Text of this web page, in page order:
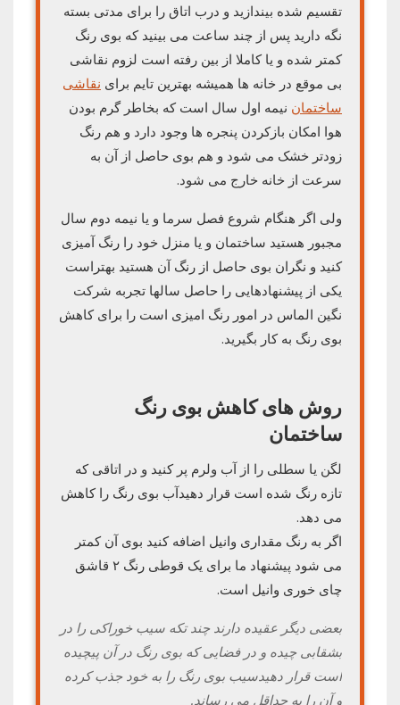
تقسیم شده بیندازید و درب اتاق را برای مدتی بسته
نگه دارید پس از چند ساعت می‌ بینید که بوی رنگ
کمتر شده و یا کاملا از بین رفته است لزوم نقاشی
بی موقع در خانه ها همیشه بهترین تایم برای نقاشی
ساختمان نیمه اول سال است که بخاطر گرم بودن
هوا امکان بازکردن پنجره ها وجود دارد و هم رنگ
زودتر خشک می شود و هم بوی حاصل از آن به
سرعت از خانه خارج می شود.
ولی اگر هنگام شروع فصل سرما و یا نیمه دوم سال
مجبور هستید ساختمان و یا منزل خود را رنگ آمیزی
کنید و نگران بوی حاصل از رنگ آن هستید بهتراست
یکی از پیشنهادهایی را حاصل سالها تجربه شرکت
نگین الماس در امور رنگ امیزی است را برای کاهش
بوی رنگ به کار بگیرید.
روش های کاهش بوی رنگ
ساختمان
لگن یا سطلی را از آب ولرم پر کنید و در اتاقی که
تازه رنگ شده است قرار دهیدآب بوی رنگ را کاهش
می دهد.
اگر به رنگ مقداری وانیل اضافه کنید بوی آن کمتر
می شود پیشنهاد ما برای یک قوطی رنگ ۲ قاشق
چای خوری وانیل است.
بعضی دیگر عقیده دارند چند تکه سیب خوراکی را در
بشقابی چیده و در فضایی که بوی رنگ در آن پیچیده
است قرار دهیدسیب بوی رنگ را به خود جذب کرده
و آن را به حداقل می رساند.